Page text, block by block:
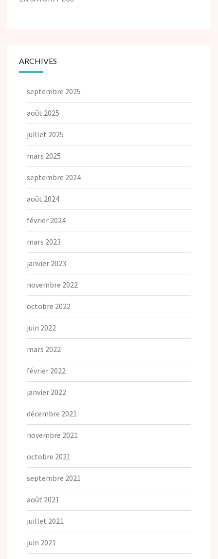
ARCHIVES
septembre 2025
août 2025
juillet 2025
mars 2025
septembre 2024
août 2024
février 2024
mars 2023
janvier 2023
novembre 2022
octobre 2022
juin 2022
mars 2022
février 2022
janvier 2022
décembre 2021
novembre 2021
octobre 2021
septembre 2021
août 2021
juillet 2021
juin 2021